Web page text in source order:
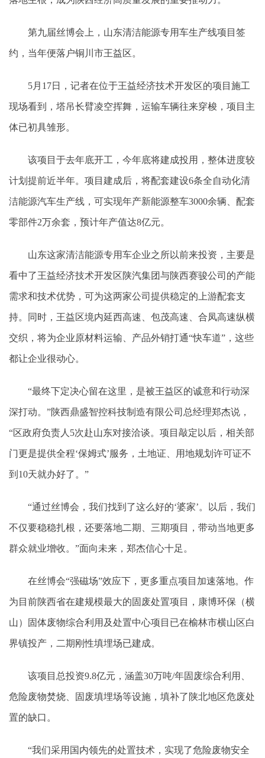
第九届丝博会上，山东清洁能源专用车生产线项目签
约，当年便落户铜川市王益区。
5月17日，记者在位于王益经济技术开发区的项目施工
现场看到，塔吊长臂凌空挥舞，运输车辆往来穿梭，项目主
体已初具雏形。
该项目于去年底开工，今年底将建成投用，整体进度较
计划提前近半年。项目建成后，将配套建设6条全自动化清
洁能源汽车生产线，可实现年产新能源整车3000余辆、配套
零部件2万余套，预计年产值达8亿元。
山东这家清洁能源专用车企业之所以前来投资，主要是
看中了王益经济技术开发区陕汽集团与陕西赛骏公司的产能
需求和技术优势，可为这两家公司提供稳定的上游配套支
持。同时，王益区境内延西高速、包茂高速、合凤高速纵横
交织，将为企业原材料运输、产品外销打通“快车道”，这些
都让企业很动心。
“最终下定决心留在这里，是被王益区的诚意和行动深
深打动。”陕西鼎盛智控科技制造有限公司总经理郑杰说，
“区政府负责人5次赴山东对接洽谈。项目敲定以后，相关部
门更是提供全程‘保姆式’服务，土地证、用地规划许可证不
到10天就办好了。”
“通过丝博会，我们找到了这么好的‘婆家’。以后，我们
不仅要稳稳扎根，还要落地二期、三期项目，带动当地更多
群众就业增收。”面向未来，郑杰信心十足。
在丝博会“强磁场”效应下，更多重点项目加速落地。作
为目前陕西省在建规模最大的固废处置项目，康博环保（横
山）固体废物综合利用及处置中心项目已在榆林市横山区白
界镇投产，二期刚性填埋场已建成。
该项目总投资9.8亿元，涵盖30万吨/年固废综合利用、
危险废物焚烧、固废填埋场等设施，填补了陕北地区危废处
置的缺口。
“我们采用国内领先的处置技术，实现了危险废物安全